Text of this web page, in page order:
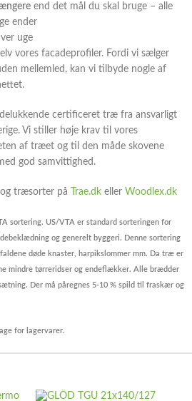
end det mål du skal bruge – alle
ender
uge
vores facadeprofiler. Fordi vi sælger
mellemled, kan vi tilbyde nogle af
certificeret træ fra ansvarligt
Vi stiller høje krav til vores
af træet og til den måde skovene
god samvittighed.
træsorter på Trae.dk eller Woodlex.dk
sortering. US/VTA er standard sorteringen for
og generelt byggeri. Denne sortering
døde knaster, harpikslommer mm. Da træ er
mindre tørreridser og endeflækker. Alle brædder
Der må påregnes 5-10 % spild til fraskær og
for lagervarer.